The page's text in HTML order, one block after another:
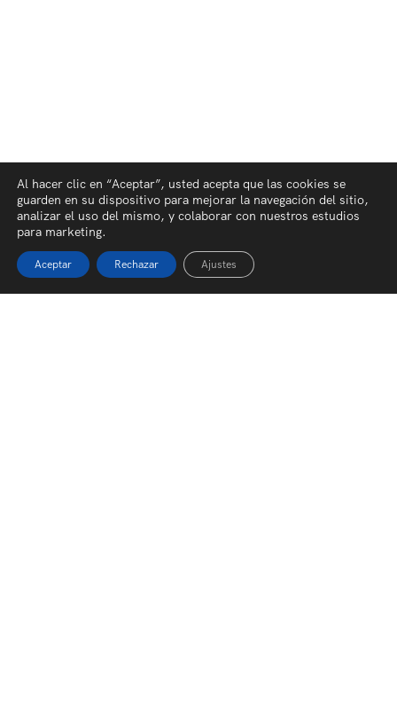
Al hacer clic en “Aceptar”, usted acepta que las cookies se
guarden en su dispositivo para mejorar la navegación del sitio,
analizar el uso del mismo, y colaborar con nuestros estudios
para marketing.
Aceptar Rechazar Ajustes